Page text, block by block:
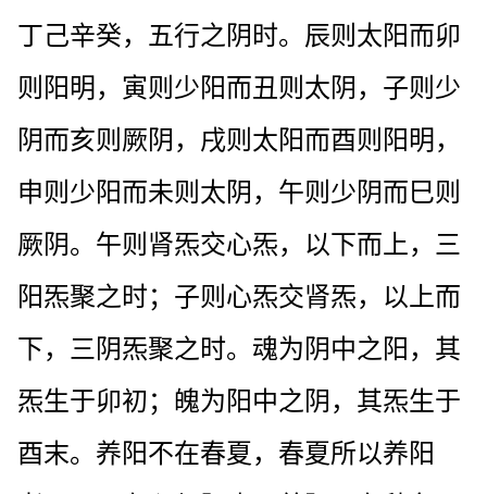
丁己辛癸，五行之阴时。辰则太阳而卯
则阳明，寅则少阳而丑则太阴，子则少
阴而亥则厥阴，戌则太阳而酉则阳明，
申则少阳而未则太阴，午则少阴而巳则
厥阴。午则肾炁交心炁，以下而上，三
阳炁聚之时；子则心炁交肾炁，以上而
下，三阴炁聚之时。魂为阴中之阳，其
炁生于卯初；魄为阳中之阴，其炁生于
酉末。养阳不在春夏，春夏所以养阳